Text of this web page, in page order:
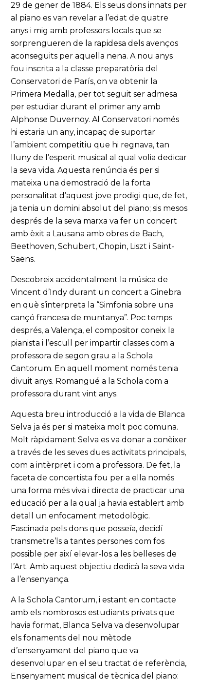
29 de gener de 1884. Els seus dons innats per
al piano es van revelar a l’edat de quatre
anys i mig amb professors locals que se
sorprengueren de la rapidesa dels avenços
aconseguits per aquella nena. A nou anys
fou inscrita a la classe preparatòria del
Conservatori de París, on va obtenir la
Primera Medalla, per tot seguit ser admesa
per estudiar durant el primer any amb
Alphonse Duvernoy. Al Conservatori només
hi estaria un any, incapaç de suportar
l’ambient competitiu que hi regnava, tan
lluny de l’esperit musical al qual volia dedicar
la seva vida. Aquesta renúncia és per si
mateixa una demostració de la forta
personalitat d’aquest jove prodigi que, de fet,
ja tenia un domini absolut del piano; sis mesos
després de la seva marxa va fer un concert
amb èxit a Lausana amb obres de Bach,
Beethoven, Schubert, Chopin, Liszt i Saint-
Saëns.
Descobreix accidentalment la música de
Vincent d’Indy durant un concert a Ginebra
en què s’interpreta la “Simfonia sobre una
cançó francesa de muntanya”. Poc temps
després, a Valença, el compositor coneix la
pianista i l’escull per impartir classes com a
professora de segon grau a la Schola
Cantorum. En aquell moment només tenia
divuit anys. Romangué a la Schola com a
professora durant vint anys.
Aquesta breu introducció a la vida de Blanca
Selva ja és per si mateixa molt poc comuna.
Molt ràpidament Selva es va donar a conèixer
a través de les seves dues activitats principals,
com a intèrpret i com a professora. De fet, la
faceta de concertista fou per a ella només
una forma més viva i directa de practicar una
educació per a la qual ja havia establert amb
detall un enfocament metodològic.
Fascinada pels dons que posseïa, decidí
transmetre’ls a tantes persones com fos
possible per així elevar-los a les belleses de
l’Art. Amb aquest objectiu dedicà la seva vida
a l’ensenyança.
A la Schola Cantorum, i estant en contacte
amb els nombrosos estudiants privats que
havia format, Blanca Selva va desenvolupar
els fonaments del nou mètode
d’ensenyament del piano que va
desenvolupar en el seu tractat de referència,
Ensenyament musical de tècnica del piano: